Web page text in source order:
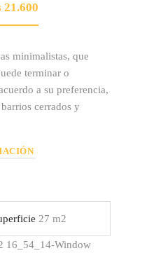
21.600
minimalistas, que
terminar o
a su preferencia,
cerrados y
27 m2